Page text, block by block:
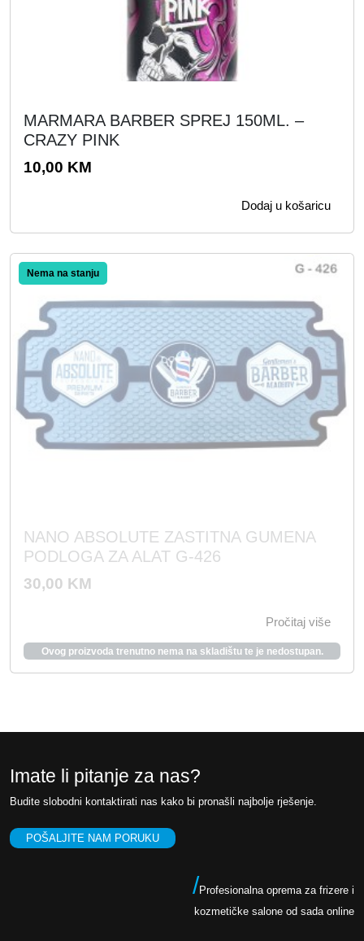
MARMARA BARBER SPREJ 150ML. –
CRAZY PINK
10,00 KM
Dodaj u košaricu
NANO ABSOLUTE ZASTITNA GUMENA
PODLOGA ZA ALAT G-426
30,00 KM
Pročitaj više
Ovog proizvoda trenutno nema na skladištu te je nedostupan.
Imate li pitanje za nas?
Budite slobodni kontaktirati nas kako bi pronašli najbolje rješenje.
POŠALJITE NAM PORUKU
/Profesionalna oprema za frizere i
kozmetičke salone od sada online